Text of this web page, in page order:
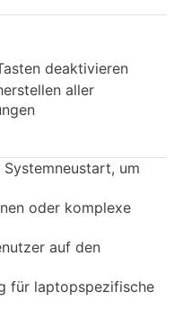
deaktivieren
aller
um
oder komplexe
auf den
für laptopspezifische